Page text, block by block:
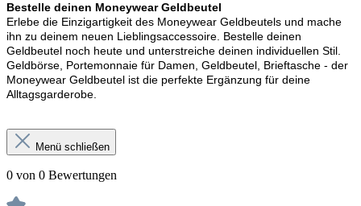
Bestelle deinen Moneywear Geldbeutel
Erlebe die Einzigartigkeit des Moneywear Geldbeutels und mache
ihn zu deinem neuen Lieblingsaccessoire. Bestelle deinen
Geldbeutel noch heute und unterstreiche deinen individuellen Stil.
Geldbörse, Portemonnaie für Damen, Geldbeutel, Brieftasche - der
Moneywear Geldbeutel ist die perfekte Ergänzung für deine
Alltagsgarderobe.
Menü schließen
0 von 0 Bewertungen